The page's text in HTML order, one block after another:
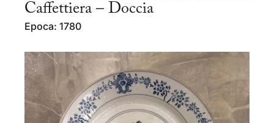
Caffettiera – Doccia
Epoca: 1780